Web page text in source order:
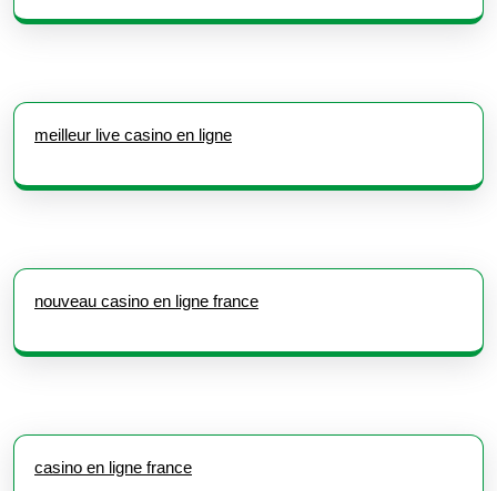
meilleur live casino en ligne
nouveau casino en ligne france
casino en ligne france